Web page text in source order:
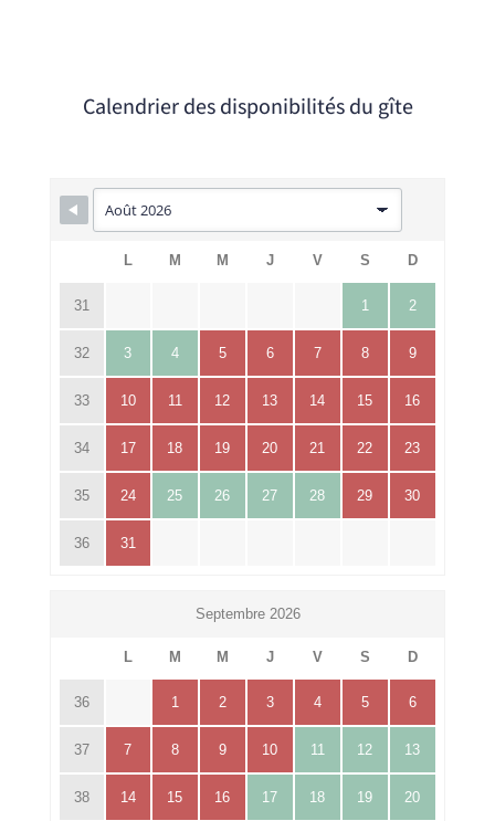
Calendrier des disponibilités du gîte
L M M J V S D
31 1 2
32 3 4 5 6 7 8 9
33 10 11 12 13 14 15 16
34 17 18 19 20 21 22 23
35 24 25 26 27 28 29 30
36 31
Septembre 2026
L M M J V S D
36 1 2 3 4 5 6
37 7 8 9 10 11 12 13
38 14 15 16 17 18 19 20